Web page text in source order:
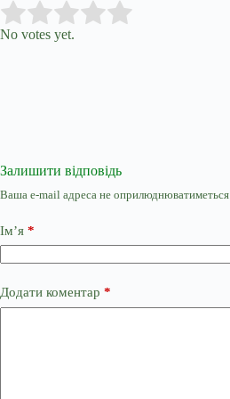
Rate this item:
No votes yet.
Залишити відповідь
Ваша e-mail адреса не оприлюднюватиметься.
Ім’я *
Додати коментар *